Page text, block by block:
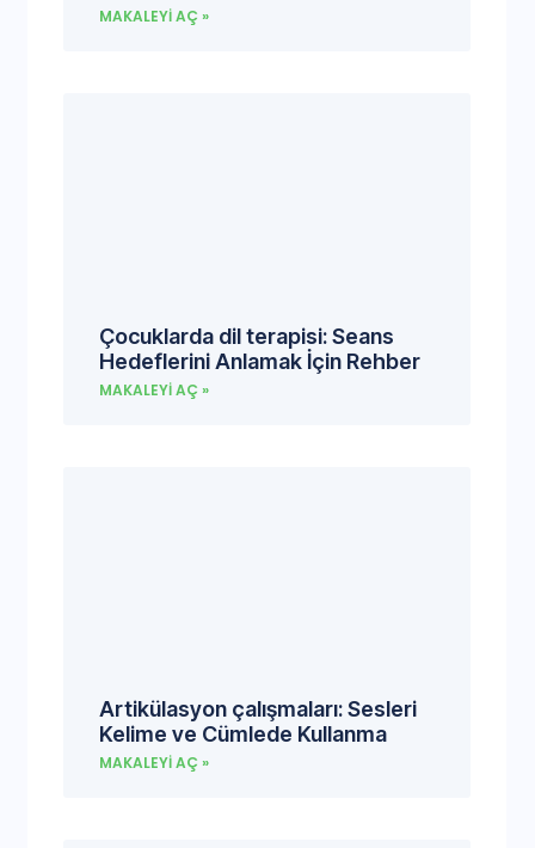
MAKALEYI AÇ »
Çocuklarda dil terapisi: Seans
Hedeflerini Anlamak İçin Rehber
MAKALEYI AÇ »
Artikülasyon çalışmaları: Sesleri
Kelime ve Cümlede Kullanma
MAKALEYI AÇ »